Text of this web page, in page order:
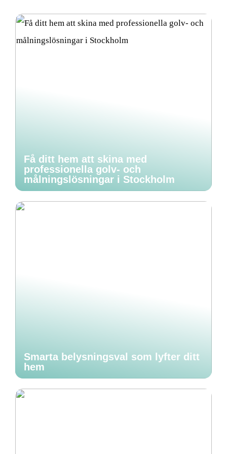
Få ditt hem att skina med
professionella golv- och
målningslösningar i Stockholm
Smarta belysningsval som lyfter ditt
hem